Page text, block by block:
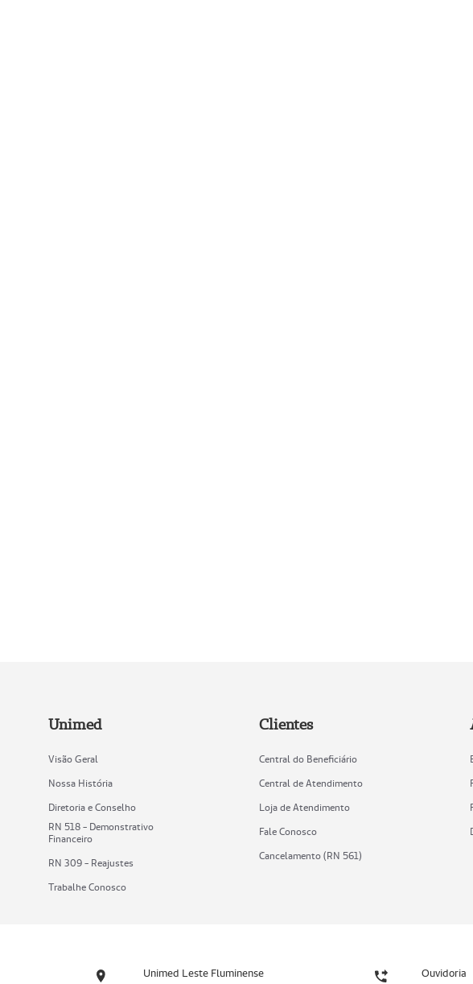
Unimed
Visão Geral
Nossa História
Diretoria e Conselho
RN 518 - Demonstrativo
Financeiro
RN 309 - Reajustes
Trabalhe Conosco
Clientes
Central do Beneficiário
Central de Atendimento
Loja de Atendimento
Fale Conosco
Cancelamento (RN 561)
Unimed Leste Fluminense Ouvidoria